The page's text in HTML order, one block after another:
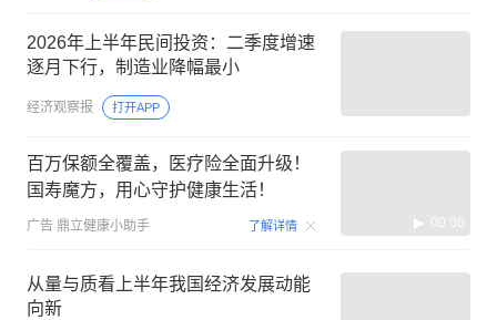
2026年上半年民间投资：二季度增速
逐月下行，制造业降幅最小
经济观察报 打开APP
百万保额全覆盖，医疗险全面升级！
国寿魔方，用心守护健康生活！
广告 鼎立健康小助手 了解详情 00:06
从量与质看上半年我国经济发展动能
向新